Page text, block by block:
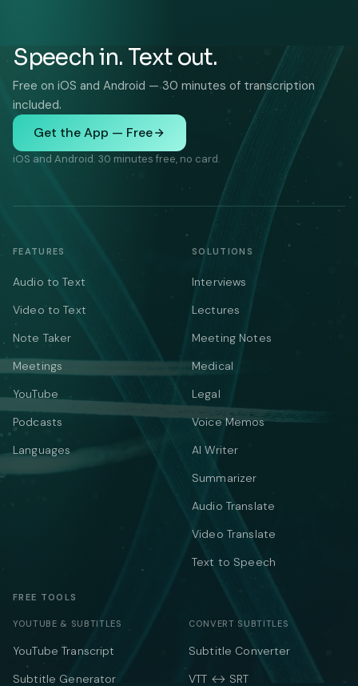
Speech in. Text out.
Free on iOS and Android — 30 minutes of transcription
included.
Get the App — Free
iOS and Android. 30 minutes free, no card.
FEATURES
Audio to Text
Video to Text
Note Taker
Meetings
YouTube
Podcasts
Languages
SOLUTIONS
Interviews
Lectures
Meeting Notes
Medical
Legal
Voice Memos
AI Writer
Summarizer
Audio Translate
Video Translate
Text to Speech
FREE TOOLS
YOUTUBE & SUBTITLES
YouTube Transcript
Subtitle Generator
CONVERT SUBTITLES
Subtitle Converter
VTT ↔ SRT